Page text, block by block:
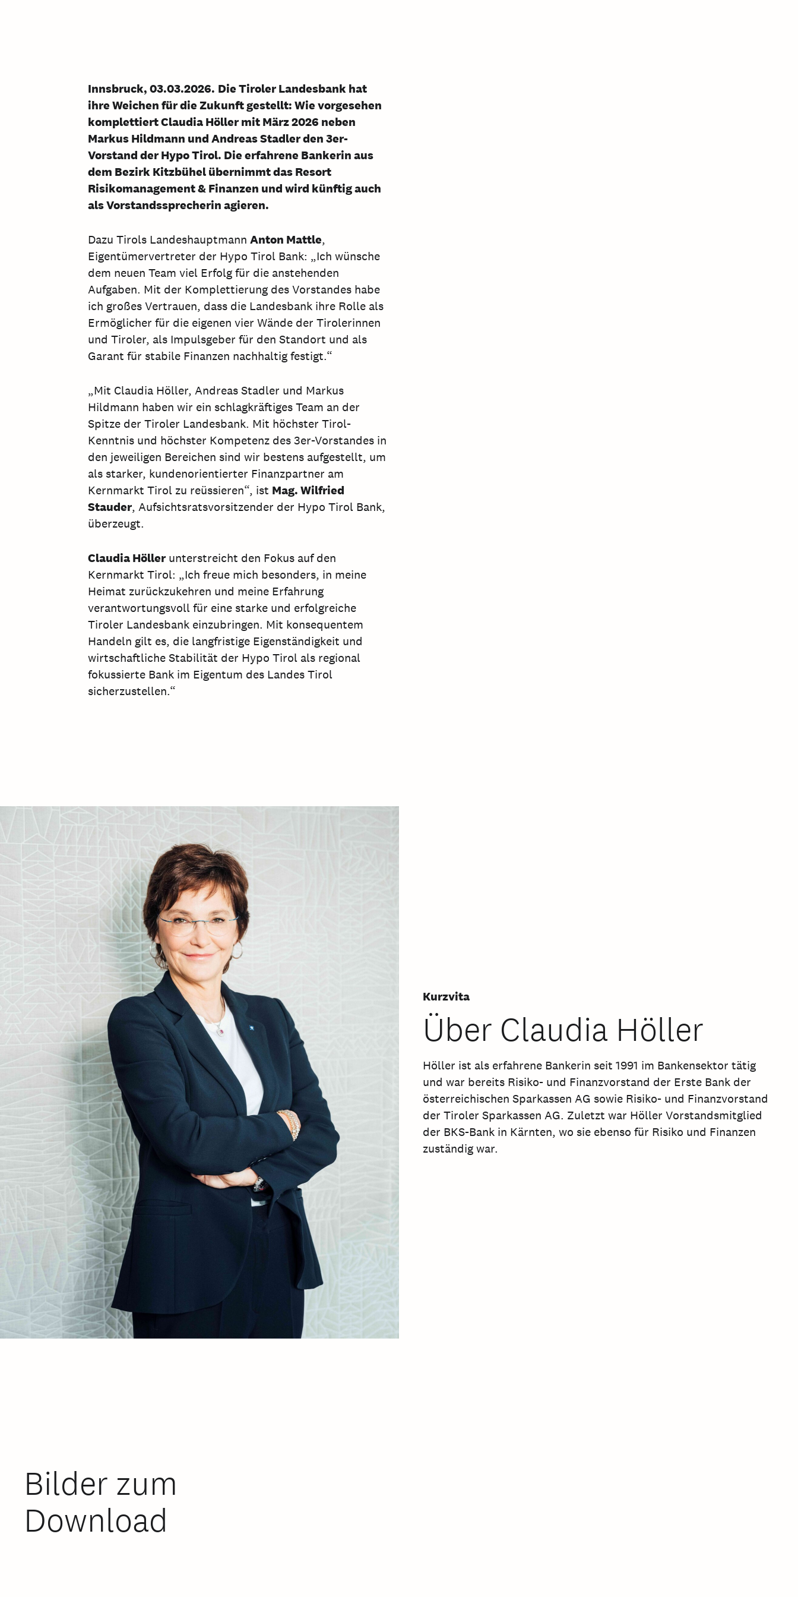
Innsbruck, 03.03.2026. Die Tiroler Landesbank hat
ihre Weichen für die Zukunft gestellt: Wie vorgesehen
komplettiert Claudia Höller mit März 2026 neben
Markus Hildmann und Andreas Stadler den 3er-
Vorstand der Hypo Tirol. Die erfahrene Bankerin aus
dem Bezirk Kitzbühel übernimmt das Resort
Risikomanagement & Finanzen und wird künftig auch
als Vorstandssprecherin agieren.
Dazu Tirols LandeshauptmannAnton Mattle,
Eigentümervertreter der Hypo Tirol Bank: „Ich wünsche
dem neuen Team viel Erfolg für die anstehenden
Aufgaben. Mit der Komplettierung des Vorstandes habe
ich großes Vertrauen, dass die Landesbank ihre Rolle als
Ermöglicher für die eigenen vier Wände der Tirolerinnen
und Tiroler, als Impulsgeber für den Standort und als
Garant für stabile Finanzen nachhaltig festigt.“
„Mit Claudia Höller, Andreas Stadler und Markus
Hildmann haben wir ein schlagkräftiges Team an der
Spitze der Tiroler Landesbank. Mit höchster Tirol-
Kenntnis und höchster Kompetenz des 3er-Vorstandes in
den jeweiligen Bereichen sind wir bestens aufgestellt, um
als starker, kundenorientierter Finanzpartner am
Kernmarkt Tirol zu reüssieren“, ist Mag. Wilfried
Stauder, Aufsichtsratsvorsitzender der Hypo Tirol Bank,
überzeugt.
Claudia Höller unterstreicht den Fokus auf den
Kernmarkt Tirol: „Ich freue mich besonders, in meine
Heimat zurückzukehren und meine Erfahrung
verantwortungsvoll für eine starke und erfolgreiche
Tiroler Landesbank einzubringen. Mit konsequentem
Handeln gilt es, die langfristige Eigenständigkeit und
wirtschaftliche Stabilität der Hypo Tirol als regional
fokussierte Bank im Eigentum des Landes Tirol
sicherzustellen.“
Kurzvita
Über Claudia Höller
Höller ist als erfahrene Bankerin seit 1991 im Bankensektor tätig
und war bereits Risiko- und Finanzvorstand der Erste Bank der
österreichischen Sparkassen AG sowie Risiko- und Finanzvorstand
der Tiroler Sparkassen AG. Zuletzt war Höller Vorstandsmitglied
der BKS-Bank in Kärnten, wo sie ebenso für Risiko und Finanzen
zuständig war.
Bilder zum
Download